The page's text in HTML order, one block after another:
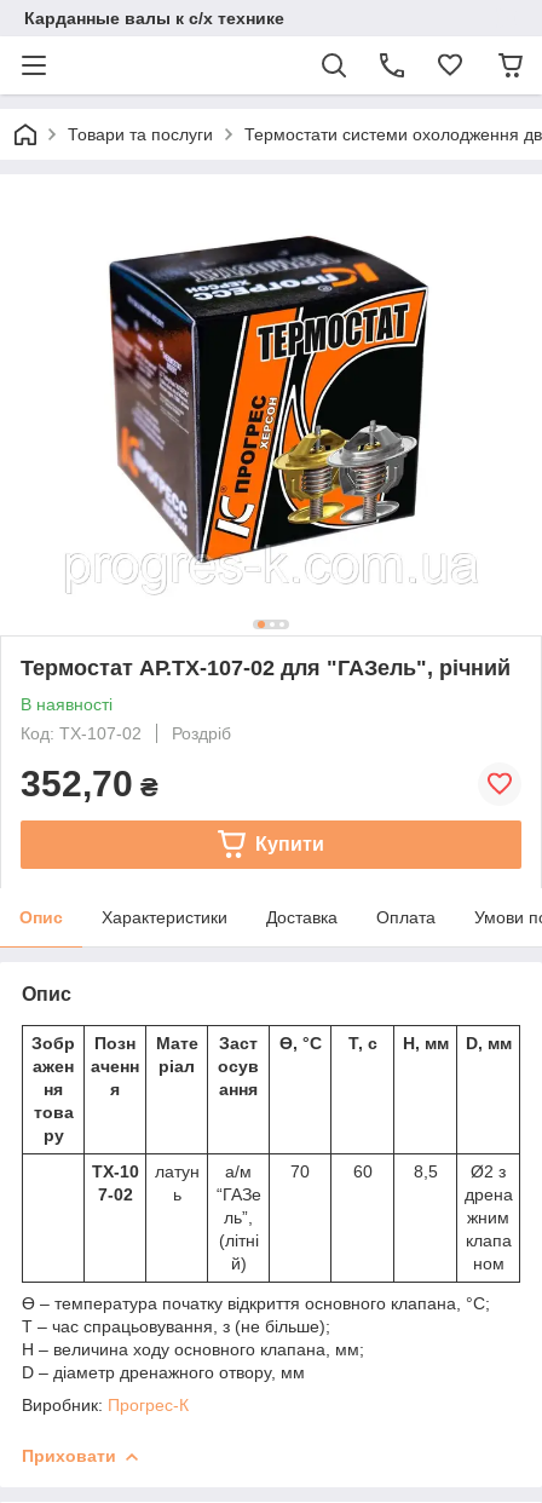
Карданные валы к с/х технике
Товари та послуги Термостати системи охолодження
Термостат АР.ТХ-107-02 для "ГАЗель", річний
В наявності
Код: ТХ-107-02
Роздріб
352,70 ₴
Купити
Опис Характеристики Доставка Оплата Умови
Опис
Зобр
ажен
ня
това
ру
Позн
аченн
я
Мате
ріал
Заст
осув
ання
Ɵ, °С Т, с Н, мм D, мм
ТХ-10
7-02
латун
ь
а/м
“ГАЗе
ль”,
(літні
й)
70 60 8,5
Ø2 з
дрена
жним
клапа
ном
Ɵ – температура початку відкриття основного клапана, °С;
Т – час спрацьовування, з (не більше);
Н – величина ходу основного клапана, мм;
D – діаметр дренажного отвору, мм
Виробник: Прогрес-К
Приховати